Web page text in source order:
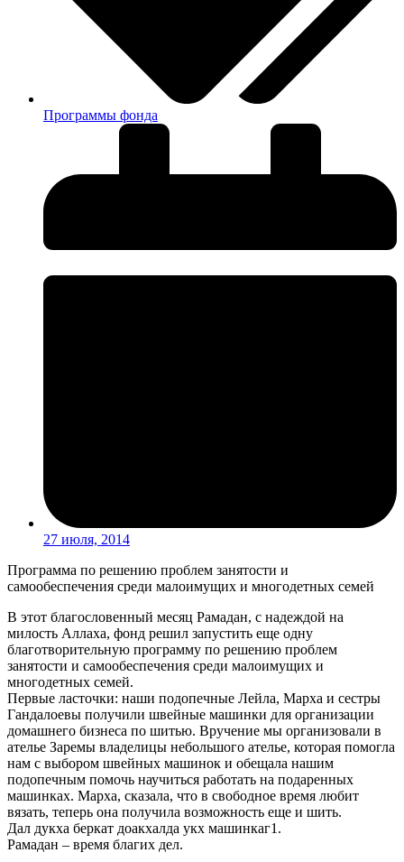
Программы фонда
27 июля, 2014
Программа по решению проблем занятости и
самообеспечения среди малоимущих и многодетных семей
В этот благословенный месяц Рамадан, с надеждой на
милость Аллаха, фонд решил запустить еще одну
благотворительную программу по решению проблем
занятости и самообеспечения среди малоимущих и
многодетных семей.
Первые ласточки: наши подопечные Лейла, Марха и сестры
Гандалоевы получили швейные машинки для организации
домашнего бизнеса по шитью. Вручение мы организовали в
ателье Заремы владелицы небольшого ателье, которая помогла
нам с выбором швейных машинок и обещала нашим
подопечным помочь научиться работать на подаренных
машинках. Марха, сказала, что в свободное время любит
вязать, теперь она получила возможность еще и шить.
Дал дукха беркат доакхалда укх машинкаг1.
Рамадан – время благих дел.